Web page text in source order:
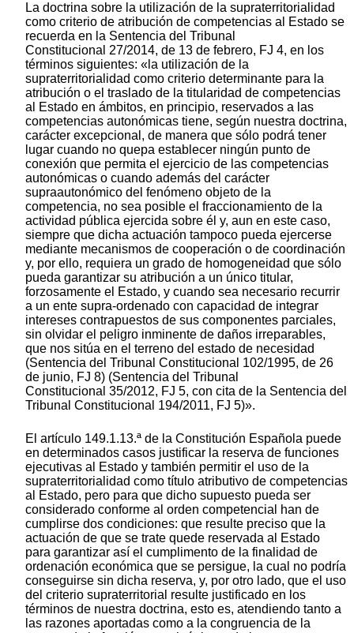
La doctrina sobre la utilización de la supraterritorialidad
como criterio de atribución de competencias al Estado se
recuerda en la Sentencia del Tribunal
Constitucional 27/2014, de 13 de febrero, FJ 4, en los
términos siguientes: «la utilización de la
supraterritorialidad como criterio determinante para la
atribución o el traslado de la titularidad de competencias
al Estado en ámbitos, en principio, reservados a las
competencias autonómicas tiene, según nuestra doctrina,
carácter excepcional, de manera que sólo podrá tener
lugar cuando no quepa establecer ningún punto de
conexión que permita el ejercicio de las competencias
autonómicas o cuando además del carácter
supraautonómico del fenómeno objeto de la
competencia, no sea posible el fraccionamiento de la
actividad pública ejercida sobre él y, aun en este caso,
siempre que dicha actuación tampoco pueda ejercerse
mediante mecanismos de cooperación o de coordinación
y, por ello, requiera un grado de homogeneidad que sólo
pueda garantizar su atribución a un único titular,
forzosamente el Estado, y cuando sea necesario recurrir
a un ente supra-ordenado con capacidad de integrar
intereses contrapuestos de sus componentes parciales,
sin olvidar el peligro inminente de daños irreparables,
que nos sitúa en el terreno del estado de necesidad
(Sentencia del Tribunal Constitucional 102/1995, de 26
de junio, FJ 8) (Sentencia del Tribunal
Constitucional 35/2012, FJ 5, con cita de la Sentencia del
Tribunal Constitucional 194/2011, FJ 5)».
El artículo 149.1.13.ª de la Constitución Española puede
en determinados casos justificar la reserva de funciones
ejecutivas al Estado y también permitir el uso de la
supraterritorialidad como título atributivo de competencias
al Estado, pero para que dicho supuesto pueda ser
considerado conforme al orden competencial han de
cumplirse dos condiciones: que resulte preciso que la
actuación de que se trate quede reservada al Estado
para garantizar así el cumplimento de la finalidad de
ordenación económica que se persigue, la cual no podría
conseguirse sin dicha reserva, y, por otro lado, que el uso
del criterio supraterritorial resulte justificado en los
términos de nuestra doctrina, esto es, atendiendo tanto a
las razones aportadas como a la congruencia de la